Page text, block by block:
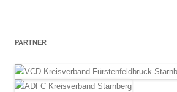
PARTNER